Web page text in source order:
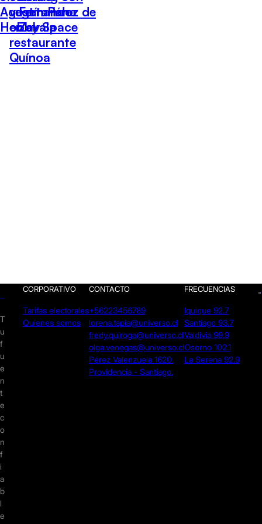
Agustín Pérez de
Hobby Space
vegetariana
en el
restaurante
Quínoa
Fernando
Zavala
T
u
f
u
e
n
t
e
c
o
n
f
i
a
b
l
e
CORPORATIVO
Tarifas electorales
Quienes somos
CONTACTO
+56223456789
lorena.tapia@universo.cl
fredy.quiroga@universo.cl
olga.venegas@universo.cl
Pérez Valenzuela 1620.
Providencia - Santiago.
FRECUENCIAS
Iquique 92.7
Santiago 93.7
Valdivia 99.9
Osorno 102.1
La Serena 92.9